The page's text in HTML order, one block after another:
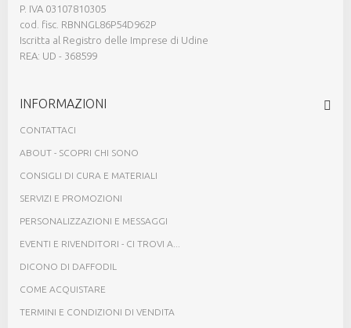
P. IVA 03107810305
cod. fisc. RBNNGL86P54D962P
Iscritta al Registro delle Imprese di Udine
REA: UD - 368599
INFORMAZIONI
CONTATTACI
ABOUT - SCOPRI CHI SONO
CONSIGLI DI CURA E MATERIALI
SERVIZI E PROMOZIONI
PERSONALIZZAZIONI E MESSAGGI
EVENTI E RIVENDITORI - CI TROVI A...
DICONO DI DAFFODIL
COME ACQUISTARE
TERMINI E CONDIZIONI DI VENDITA